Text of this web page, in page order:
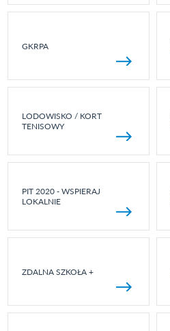
GKRPA
LODOWISKO / KORT
TENISOWY
PIT 2020 - WSPIERAJ
LOKALNIE
ZDALNA SZKOŁA +